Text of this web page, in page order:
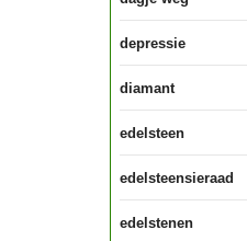
depressie
diamant
edelsteen
edelsteensieraad
edelstenen